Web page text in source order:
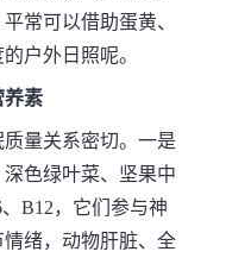
常可以借助蛋黄、
户外日照呢。
养素
量关系密切。一是
色绿叶菜、坚果中
B12，它们参与神
绪，动物肝脏、全